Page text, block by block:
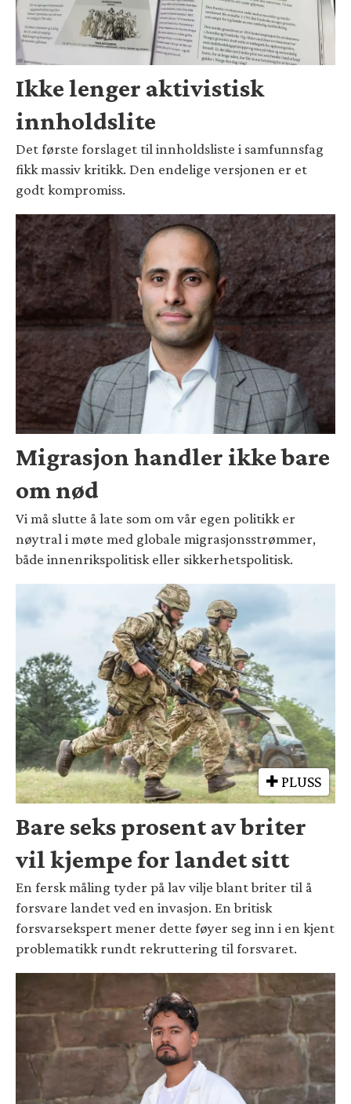
Ikke lenger aktivistisk
innholdslite
Det første forslaget til innholdsliste i samfunnsfag
fikk massiv kritikk. Den endelige versjonen er et
godt kompromiss.
Migrasjon handler ikke bare
om nød
Vi må slutte å late som om vår egen politikk er
nøytral i møte med globale migrasjonsstrømmer,
både innenrikspolitisk eller sikkerhetspolitisk.
PLUSS
Bare seks prosent av briter
vil kjempe for landet sitt
En fersk måling tyder på lav vilje blant briter til å
forsvare landet ved en invasjon. En britisk
forsvarsekspert mener dette føyer seg inn i en kjent
problematikk rundt rekruttering til forsvaret.